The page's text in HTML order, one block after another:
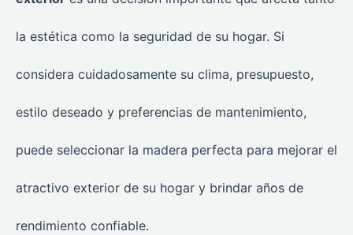
la estética como la seguridad de su hogar. Si
considera cuidadosamente su clima, presupuesto,
estilo deseado y preferencias de mantenimiento,
puede seleccionar la madera perfecta para mejorar el
atractivo exterior de su hogar y brindar años de
rendimiento confiable.